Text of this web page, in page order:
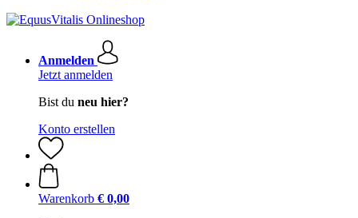
Anmelden
Jetzt anmelden
Bist du neu hier?
Konto erstellen
Warenkorb € 0,00